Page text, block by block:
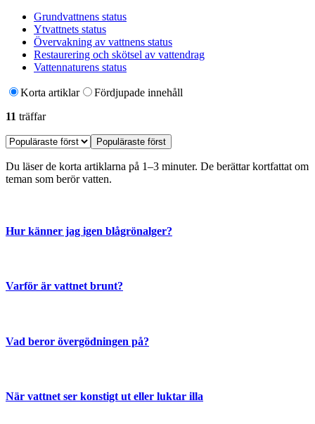
Grundvattnens status
Ytvattnets status
Övervakning av vattnens status
Restaurering och skötsel av vattendrag
Vattennaturens status
Korta artiklar
Fördjupade innehåll
11 träffar
Populäraste först
Du läser de korta artiklarna på 1–3 minuter. De berättar kortfattat om
teman som berör vatten.
Hur känner jag igen blågrönalger?
Varför är vattnet brunt?
Vad beror övergödningen på?
När vattnet ser konstigt ut eller luktar illa